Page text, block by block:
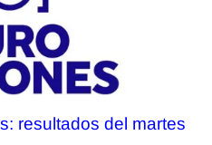
resultados del martes